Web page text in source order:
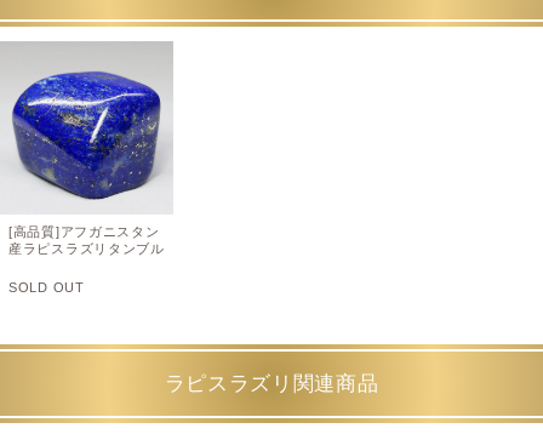
[高品質]アフガニスタン
産ラピスラズリタンブル
SOLD OUT
ラピスラズリ関連商品